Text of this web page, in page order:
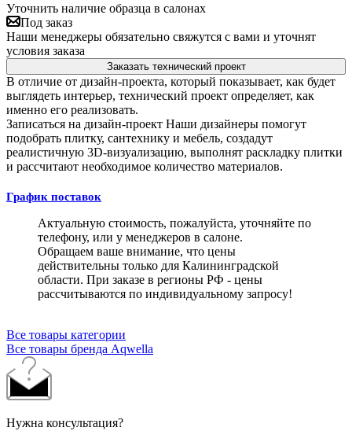
Уточнить наличие образца в салонах
Под заказ
Наши менеджеры обязательно свяжутся с вами и уточнят
условия заказа
Заказать технический проект
В отличие от дизайн-проекта, который показывает, как будет
выглядеть интерьер, технический проект определяет, как
именно его реализовать.
Записаться на дизайн-проект Наши дизайнеры помогут
подобрать плитку, сантехнику и мебель, создадут
реалистичную 3D-визуализацию, выполнят раскладку плитки
и рассчитают необходимое количество материалов.
График поставок
Актуальную стоимость, пожалуйста, уточняйте по
телефону, или у менеджеров в салоне.
Обращаем ваше внимание, что цены
действительны только для Калининградской
области. При заказе в регионы РФ - цены
рассчитываются по индивидуальному запросу!
Все товары категории
Все товары бренда Aqwella
Нужна консультация?